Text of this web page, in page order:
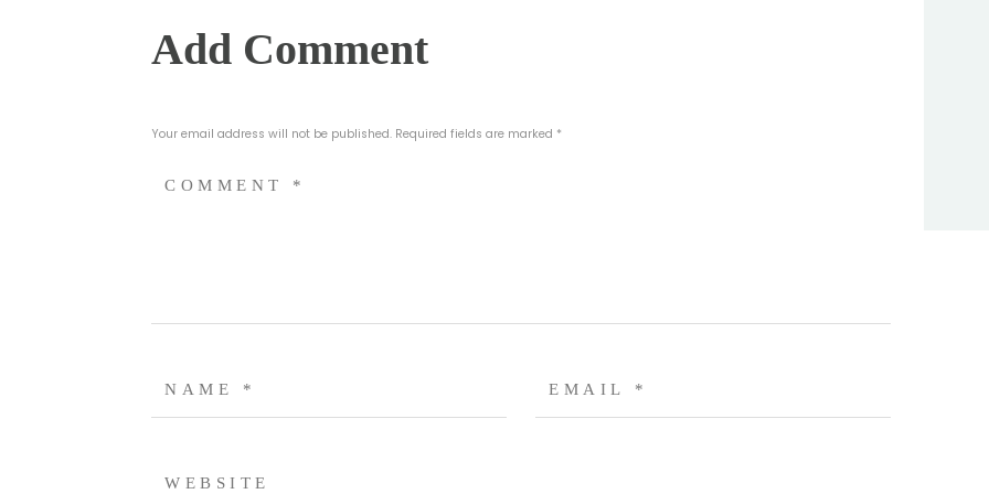
Add Comment
Your email address will not be published. Required fields are marked *